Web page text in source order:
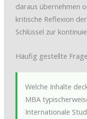
daraus übernehmen
kritische Reflexion
Schlüssel zur
Häufig gestellte
Welche Inhalte
MBA
Internationale